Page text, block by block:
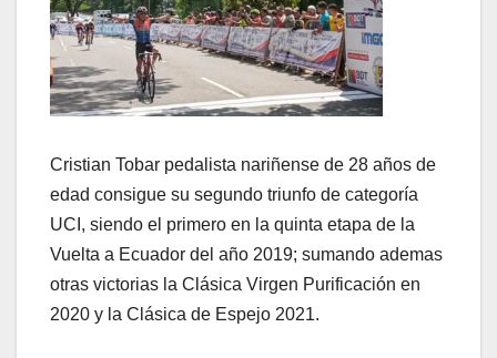
Cristian Tobar pedalista nariñense de 28 años de
edad consigue su segundo triunfo de categoría
UCI, siendo el primero en la quinta etapa de la
Vuelta a Ecuador del año 2019; sumando ademas
otras victorias la Clásica Virgen Purificación en
2020 y la Clásica de Espejo 2021.